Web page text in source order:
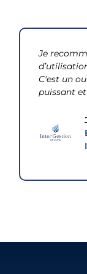
Je
C'est un
puissant